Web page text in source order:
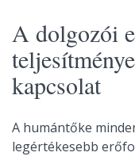
A dolgozói
kapcsolat
A humántőke
legértékesebb